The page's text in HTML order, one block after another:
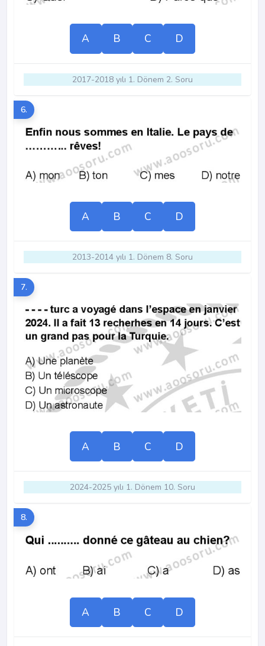
A B C D
2017-2018 yılı 1. Dönem 2. Soru
6.
A B C D
2013-2014 yılı 1. Dönem 8. Soru
7.
A B C D
2024-2025 yılı 1. Dönem 10. Soru
8.
A B C D